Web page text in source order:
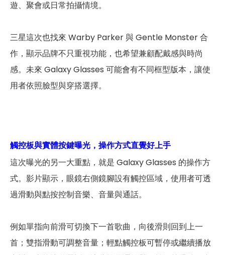
遊、聚會或日常拍攝情境。
三星這次也找來 Warby Parker 與 Gentle Monster 合
作，顯示品牌不只重視功能，也希望兼顧配戴感與時尚
感。未來 Galaxy Glasses 可能會有不同框型版本，讓使
用者依照臉型與穿搭選擇。
觸控板與實體按鍵曝光，操作方式直覺好上手
這次曝光的另一大重點，就是 Galaxy Glasses 的操作方
式。影片顯示，眼鏡右側鏡腳設有觸控區域，使用者可透
過滑動與點按控制音樂、音量與通話。
例如單指向前滑可切換下一首歌曲，向後滑則回到上一
首；雙指滑動可調整音量；輕點觸控板可暫停或繼續播放